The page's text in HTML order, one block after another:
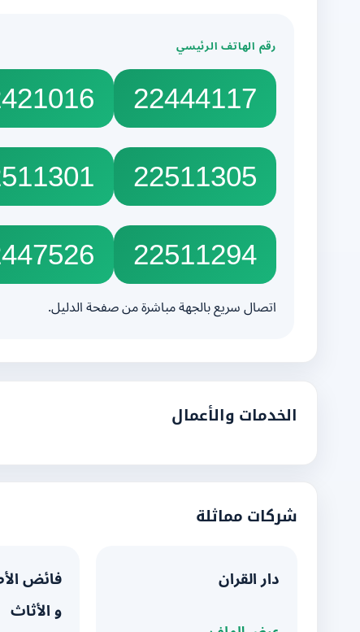
رقم الهاتف الرئيسي
22444117
22511305
22511294
اتصال سريع بالجهة مباشرة من صفحة الدليل.
الخدمات والأعمال
شركات مماثلة
دار القران
فائض
و الأثاث